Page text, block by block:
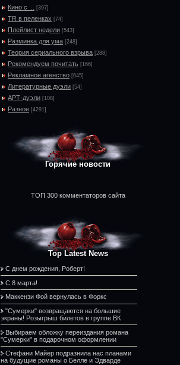
Кино с ... [397]
TR в пеленках [74]
Плейлист недели [543]
Разминка для ума [248]
Теория сериального взрыва [288]
Рекомендуем почитать [166]
Рекламное агенство [645]
Литературные дуэли [54]
АРТ-дуэли [108]
Разное [4291]
Горячие новости
ТОП 300 комментаторов сайта
Top Latest News
С днем рождения, Роберт!
С 8 марта!
Маккензи Фой вернулась в Форкс
"Сумерки" возвращаются на большие
экраны! Розыгрыш билетов в группе ВК
Выбираем обложку переиздания романа
"Сумерки" в подарочном оформлении
Стефани Майер подразнила нас планами
на будущие романы о Белле и Эдварде